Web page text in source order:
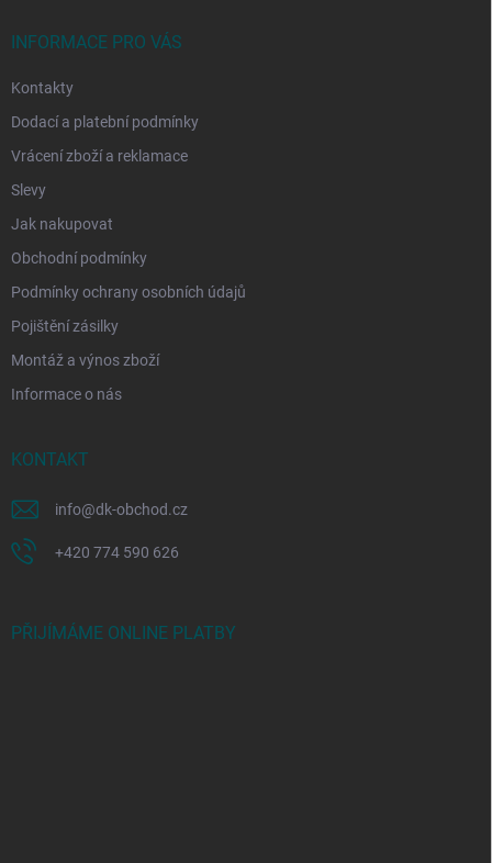
INFORMACE PRO VÁS
Kontakty
Dodací a platební podmínky
Vrácení zboží a reklamace
Slevy
Jak nakupovat
Obchodní podmínky
Podmínky ochrany osobních údajů
Pojištění zásilky
Montáž a výnos zboží
Informace o nás
KONTAKT
info@dk-obchod.cz
+420 774 590 626
PŘIJÍMÁME ONLINE PLATBY